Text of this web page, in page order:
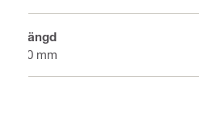
Längd
90 mm